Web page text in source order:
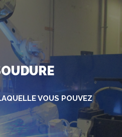
VOUS POUVEZ